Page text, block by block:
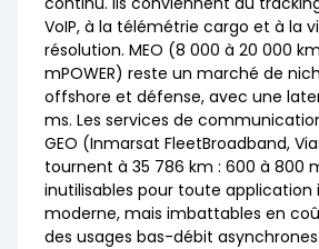
VoIP, à la télémétrie cargo et à la
résolution. MEO (8 000 à 20 000
mPOWER) reste un marché de
offshore et défense, avec une
ms. Les services de
GEO (Inmarsat FleetBroadband,
tournent à 35 786 km : 600 à 800
inutilisables pour toute application
moderne, mais imbattables en
des usages bas-débit asynchrones.